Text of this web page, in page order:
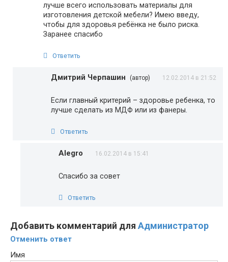
лучше всего использовать материалы для
изготовления детской мебели? Имею введу,
чтобы для здоровья ребёнка не было риска.
Заранее спасибо
Ответить
Дмитрий Черпашин (автор) 12.02.2014 в 21:52
Если главный критерий – здоровье ребенка, то
лучше сделать из МДФ или из фанеры.
Ответить
Alegro 16.02.2014 в 15:41
Спасибо за совет
Ответить
Добавить комментарий для Администратор
Отменить ответ
Имя